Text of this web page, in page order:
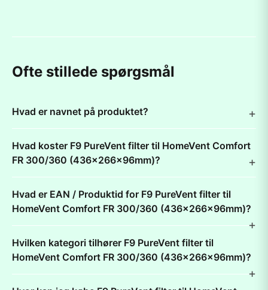
Ofte stillede spørgsmål
Hvad er navnet på produktet?
Hvad koster F9 PureVent filter til HomeVent Comfort
FR 300/360 (436x266x96mm)?
Hvad er EAN / Produktid for F9 PureVent filter til
HomeVent Comfort FR 300/360 (436x266x96mm)?
Hvilken kategori tilhører F9 PureVent filter til
HomeVent Comfort FR 300/360 (436x266x96mm)?